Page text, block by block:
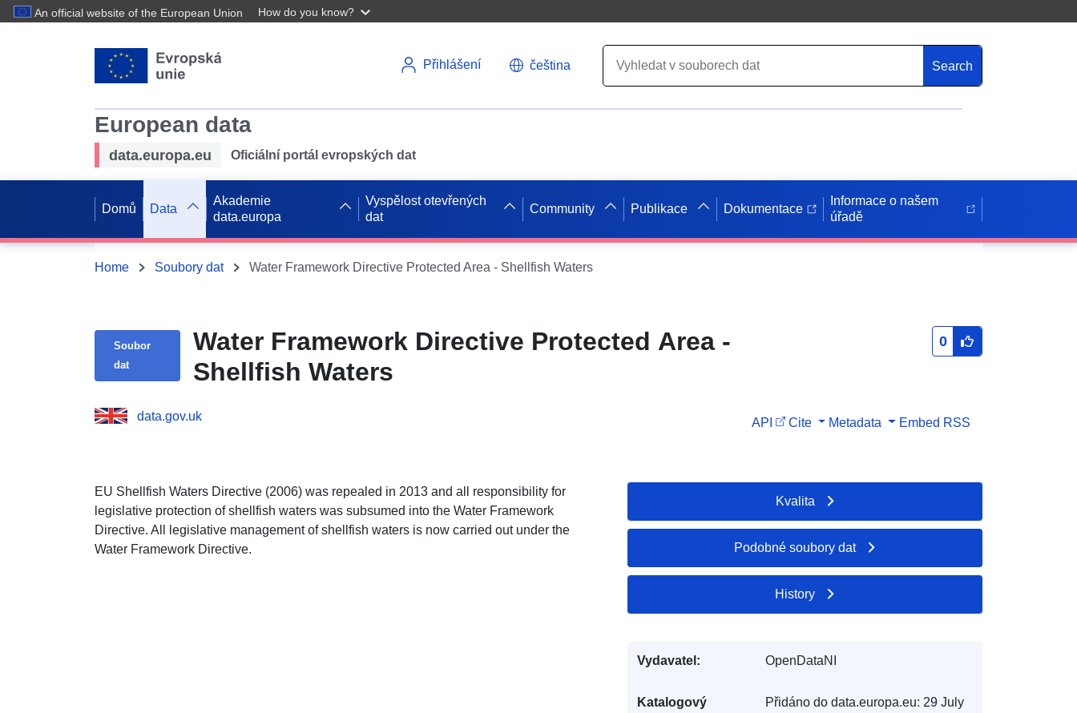
An official website of the European Union How do you know?
Přihlášení čeština Search
European data
data.europa.eu Oficiální portál evropských dat
Domů Data
Akademie
data.europa
Vyspělost otevřených
dat
Community Publikace Dokumentace
Informace o našem
úřadě
Home Soubory dat Water Framework Directive Protected Area - Shellfish Waters
Soubor
dat
Water Framework Directive Protected Area -
Shellfish Waters
0
data.gov.uk API Cite Metadata Embed RSS
EU Shellfish Waters Directive (2006) was repealed in 2013 and all
responsibility for
legislative protection of shellfish waters was subsumed into the Water Framework
Directive. All legislative management of shellfish waters is now carried out under the
Water Framework Directive.
Kvalita
Podobné soubory dat
History
Vydavatel: OpenDataNI
Katalogový
Přidáno do data.europa.eu: 29 July